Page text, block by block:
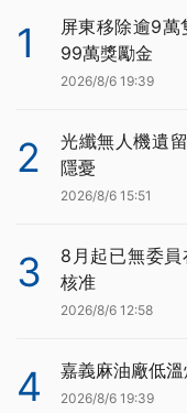
1
屏東移除逾9
99萬獎勵金
2026/8/6 19:39
2
光纖無人機遺
隱憂
2026/8/6 15:51
3
8月起已無委
核准
2026/8/6 12:58
4 嘉義麻油廠低
2026/8/6 19:39